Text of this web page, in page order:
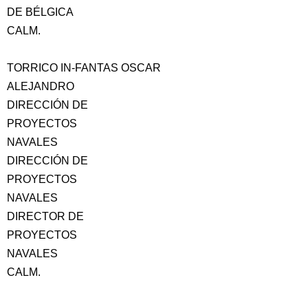
DE BÉLGICA
CALM.
TORRICO IN-FANTAS OSCAR
ALEJANDRO
DIRECCIÓN DE
PROYECTOS
NAVALES
DIRECCIÓN DE
PROYECTOS
NAVALES
DIRECTOR DE
PROYECTOS
NAVALES
CALM.